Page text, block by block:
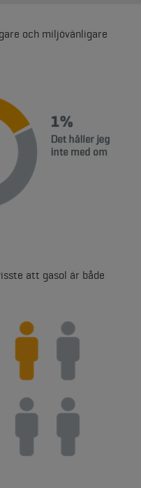
och miljövänligare
att gasol är både